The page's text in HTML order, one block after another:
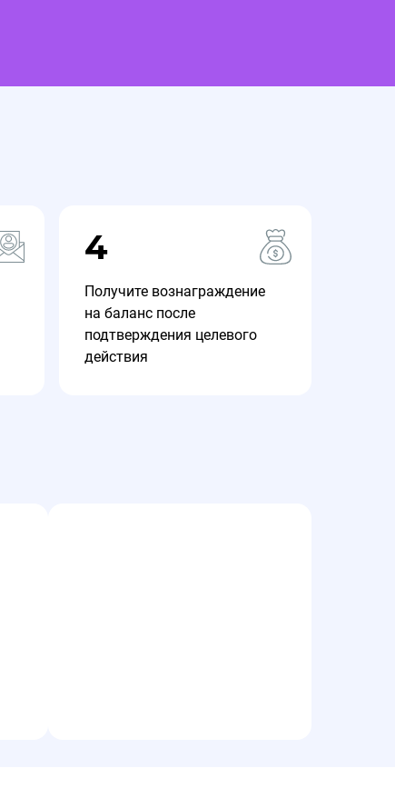
4
Получите вознаграждение
на баланс после
подтверждения целевого
действия